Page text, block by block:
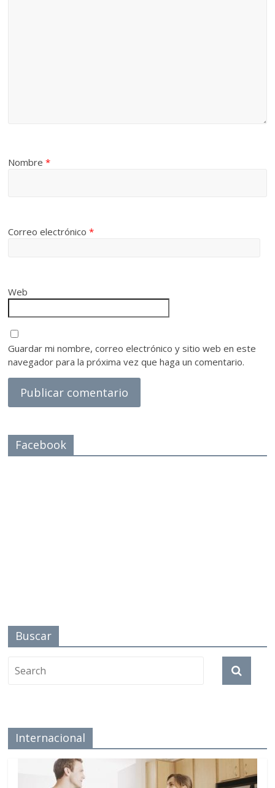
Nombre*
Correo electrónico*
Web
Guardar mi nombre, correo electrónico y sitio web en este
navegador para la próxima vez que haga un comentario.
Facebook
Buscar
Internacional